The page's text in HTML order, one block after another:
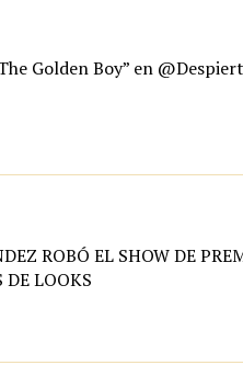
Golden Boy” en
ROBÓ EL SHOW DE
DE LOOKS